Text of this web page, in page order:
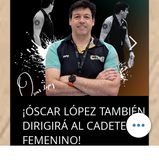
¡ÓSCAR LÓPEZ TAMBIÉN
DIRIGIRÁ AL CADETE
FEMENINO!